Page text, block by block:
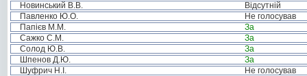
Новинський В.В.
Відсутній
Павленко Ю.О.
Не голосував
Папієв М.М.
За
Сажко С.М.
За
Солод Ю.В.
За
Шпенов Д.Ю.
За
Шуфрич Н.І.
Не голосував